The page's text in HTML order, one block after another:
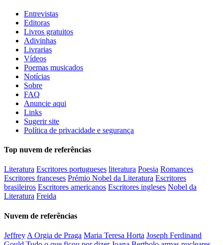
Entrevistas
Editoras
Livros gratuitos
Adivinhas
Livrarias
Vídeos
Poemas musicados
Notícias
Sobre
FAQ
Anuncie aqui
Links
Sugerir site
Política de privacidade e segurança
Top nuvem de referências
Literatura Escritores portugueses literatura Poesia Romances
Escritores franceses Prémio Nobel da Literatura Escritores
brasileiros Escritores americanos Escritores ingleses Nobel da
Literatura Freida
Nuvem de referências
Jeffrey A Orgia de Praga Maria Teresa Horta Joseph Ferdinand